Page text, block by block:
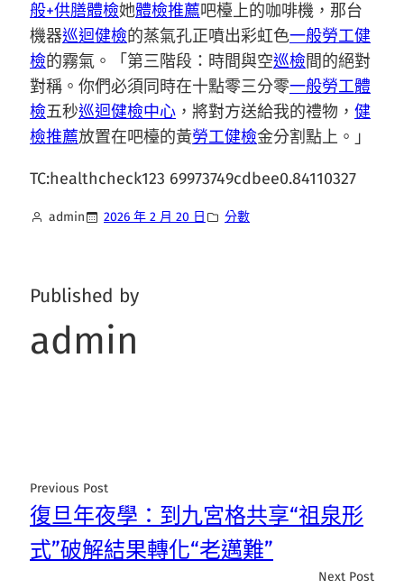
般+供膳體檢她體檢推薦吧檯上的咖啡機，那台
機器巡迴健檢的蒸氣孔正噴出彩虹色一般勞工健
檢的霧氣。「第三階段：時間與空巡檢間的絕對
對稱。你們必須同時在十點零三分零一般勞工體
檢五秒巡迴健檢中心 ，將對方送給我的禮物， 健
檢推薦放置在吧檯的黃勞工健檢金分割點上。」
TC:healthcheck123 69973749cdbee0.84110327
admin 2026 年 2 月 20 日 分數
Published by
admin
Previous Post
復旦年夜學：到九宮格共享“祖泉形
式”破解結果轉化“老邁難”
Next Post